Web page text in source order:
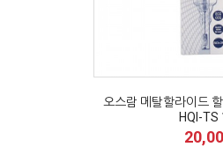
오스람 메탈할라이드
HQI-TS